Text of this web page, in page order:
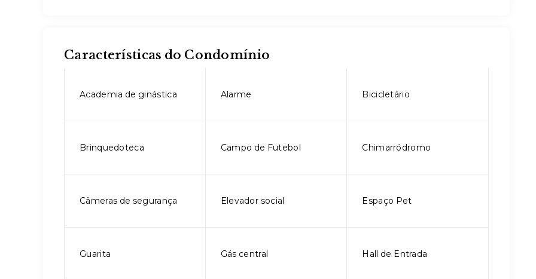
Características do Condomínio
Academia de ginástica Alarme Bicicletário
Brinquedoteca Campo de Futebol Chimarródromo
Câmeras de segurança Elevador social Espaço Pet
Guarita Gás central Hall de Entrada